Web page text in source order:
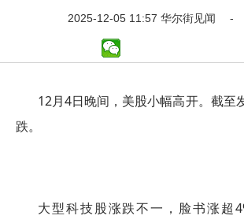
2025-12-05 11:57 华尔街见闻 -
12月4日晚间，美股小幅高开。截至
跌。
大型科技股涨跌不一，脸书涨超